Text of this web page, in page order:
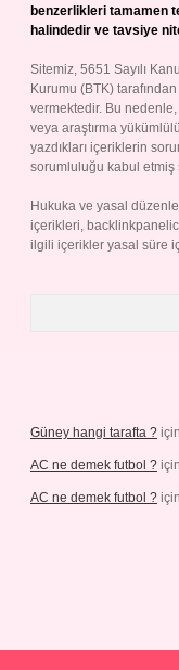
benzerlikleri tamamen
halindedir ve tavsiye
Sitemiz, 5651 Sayılı
Kurumu (BTK)
vermektedir. Bu
veya araştırma
yazdıkları içeriklerin
sorumluluğu kabul etmiş
Hukuka ve yasal
içerikleri,
ilgili içerikler yasal süre
Güney hangi tarafta ? için
AC ne demek futbol ? için
AC ne demek futbol ? için